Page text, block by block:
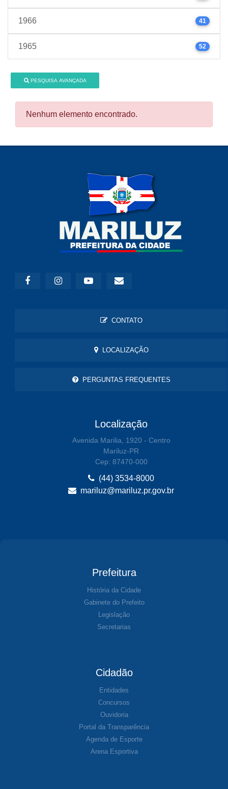
1966 41
1965 52
PESQUISA AVANÇADA
Nenhum elemento encontrado.
CONTATO
LOCALIZAÇÃO
PERGUNTAS FREQUENTES
Localização
Avenida Marilia, 1920 - Centro
Mariluz-PR
Cep: 87470-000
(44) 3534-8000
mariluz@mariluz.pr.gov.br
Prefeitura
História da Cidade
Gabinete do Prefeito
Legislação
Secretarias
Cidadão
Entidades
Concursos
Ouvidoria
Portal da Transparência
Agenda de Esporte
Arena Esportiva